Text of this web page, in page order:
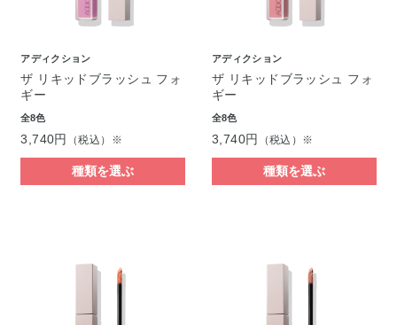
アディクション
ザ リキッドブラッシュ フォ
ギー
全8色
3,740円 （税込）※
種類を選ぶ
アディクション
ザ リキッドブラッシュ フォ
ギー
全8色
3,740円 （税込）※
種類を選ぶ